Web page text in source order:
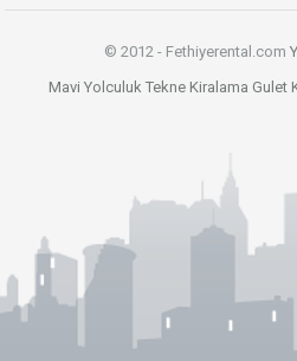
© 2012 - Fethiyerental.com
Mavi Yolculuk Tekne Kiralama Gulet